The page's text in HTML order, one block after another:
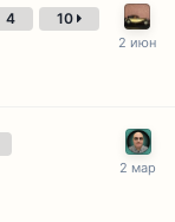
4 10